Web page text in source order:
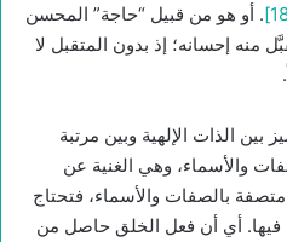
. أو هو من قبيل “حاجة” المحسن
منه إحسانه؛ إذ بدون المتقبل لا
بين الذات الإلهية وبين مرتبة
والأسماء، وهي الغنية عن
متصفة بالصفات والأسماء، فتحتاج
فيها. أي أن فعل الخلق حاصل من